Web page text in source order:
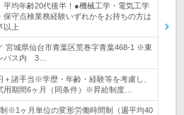
平均年齢20代後半！●機械工学・電気工学
保守点検業務経験いずれかをお持ちの方は
以上
宮城県仙台市青葉区荒巻字青葉468-1 ※東
パス内 3…
＋諸手当※学歴・年齢・経験等を考慮し、
期間6ヶ月（同条件）※昇給制度…
※1ヶ月単位の変形労働時間制（週平均40